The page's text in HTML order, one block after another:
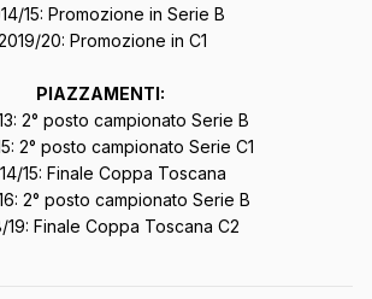
15: Promozione in Serie B
20: Promozione in C1
PIAZZAMENTI:
2° posto campionato Serie B
2° posto campionato Serie C1
15: Finale Coppa Toscana
2° posto campionato Serie B
19: Finale Coppa Toscana C2